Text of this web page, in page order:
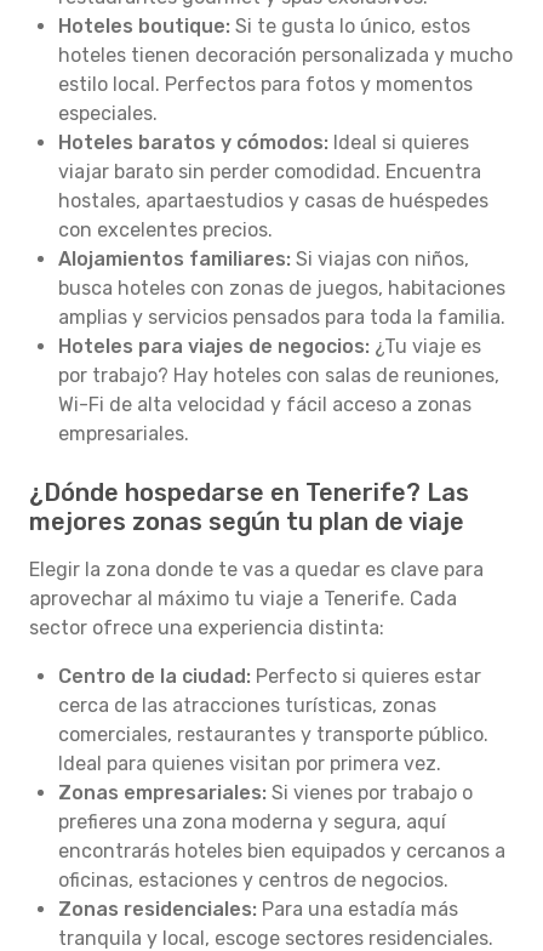
Hoteles boutique: Si te gusta lo único, estos
hoteles tienen decoración personalizada y mucho
estilo local. Perfectos para fotos y momentos
especiales.
Hoteles baratos y cómodos: Ideal si quieres
viajar barato sin perder comodidad. Encuentra
hostales, apartaestudios y casas de huéspedes
con excelentes precios.
Alojamientos familiares: Si viajas con niños,
busca hoteles con zonas de juegos, habitaciones
amplias y servicios pensados para toda la familia.
Hoteles para viajes de negocios: ¿Tu viaje es
por trabajo? Hay hoteles con salas de reuniones,
Wi-Fi de alta velocidad y fácil acceso a zonas
empresariales.
¿Dónde hospedarse en Tenerife? Las
mejores zonas según tu plan de viaje
Elegir la zona donde te vas a quedar es clave para
aprovechar al máximo tu viaje a Tenerife. Cada
sector ofrece una experiencia distinta:
Centro de la ciudad: Perfecto si quieres estar
cerca de las atracciones turísticas, zonas
comerciales, restaurantes y transporte público.
Ideal para quienes visitan por primera vez.
Zonas empresariales: Si vienes por trabajo o
prefieres una zona moderna y segura, aquí
encontrarás hoteles bien equipados y cercanos a
oficinas, estaciones y centros de negocios.
Zonas residenciales: Para una estadía más
tranquila y local, escoge sectores residenciales.